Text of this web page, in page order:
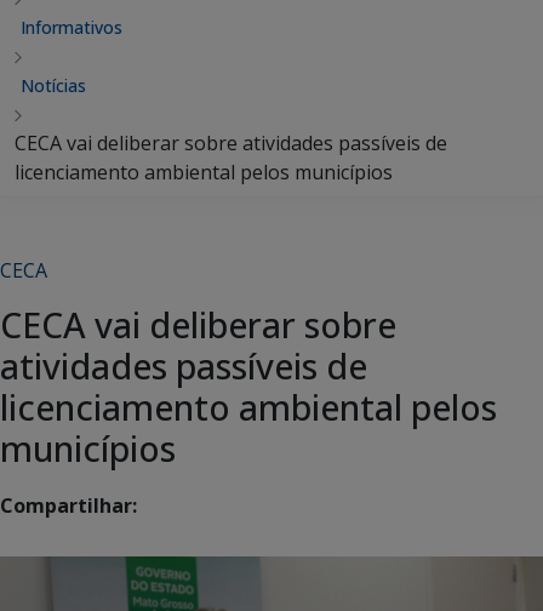
Informativos
Notícias
CECA vai deliberar sobre atividades passíveis de
licenciamento ambiental pelos municípios
CECA
CECA vai deliberar sobre
atividades passíveis de
licenciamento ambiental pelos
municípios
Compartilhar: